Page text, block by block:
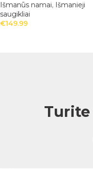
Išmanūs namai, Išmanieji
saugikliai
€149.99